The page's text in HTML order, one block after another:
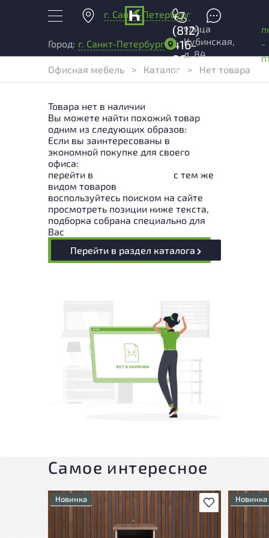
г. Санкт-Петербург
+7
(812)
416-
96-
99
Город: г. Санкт-Петербург
улица
Кубинская,
д. 84
-
Офисная мебель
> Каталог > Нет товара
Товара нет в наличии
Вы можете найти похожий товар
одним из следующих образов:
Если вы заинтересованы в
экономной покупке для своего
офиса:
перейти в
с тем же
видом товаров
воспользуйтесь поиском на сайте
просмотреть позиции ниже текста,
подборка собрана специально для
Вас
Перейти в раздел каталога
Самое интересное
В избранное
Новинка Новинка